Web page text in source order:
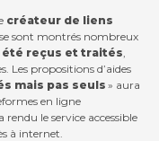
créateur de liens
sont montrés nombreux
été reçus et traités,
Les propositions d’aides
mais pas seuls» aura
en ligne
rendu le service accessible
à internet.